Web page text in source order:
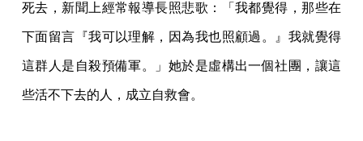
死去，新聞上經常報導長照悲歌：「我都覺得，那些在
下面留言『我可以理解，因為我也照顧過。』我就覺得
這群人是自殺預備軍。」她於是虛構出一個社團，讓這
些活不下去的人，成立自救會。